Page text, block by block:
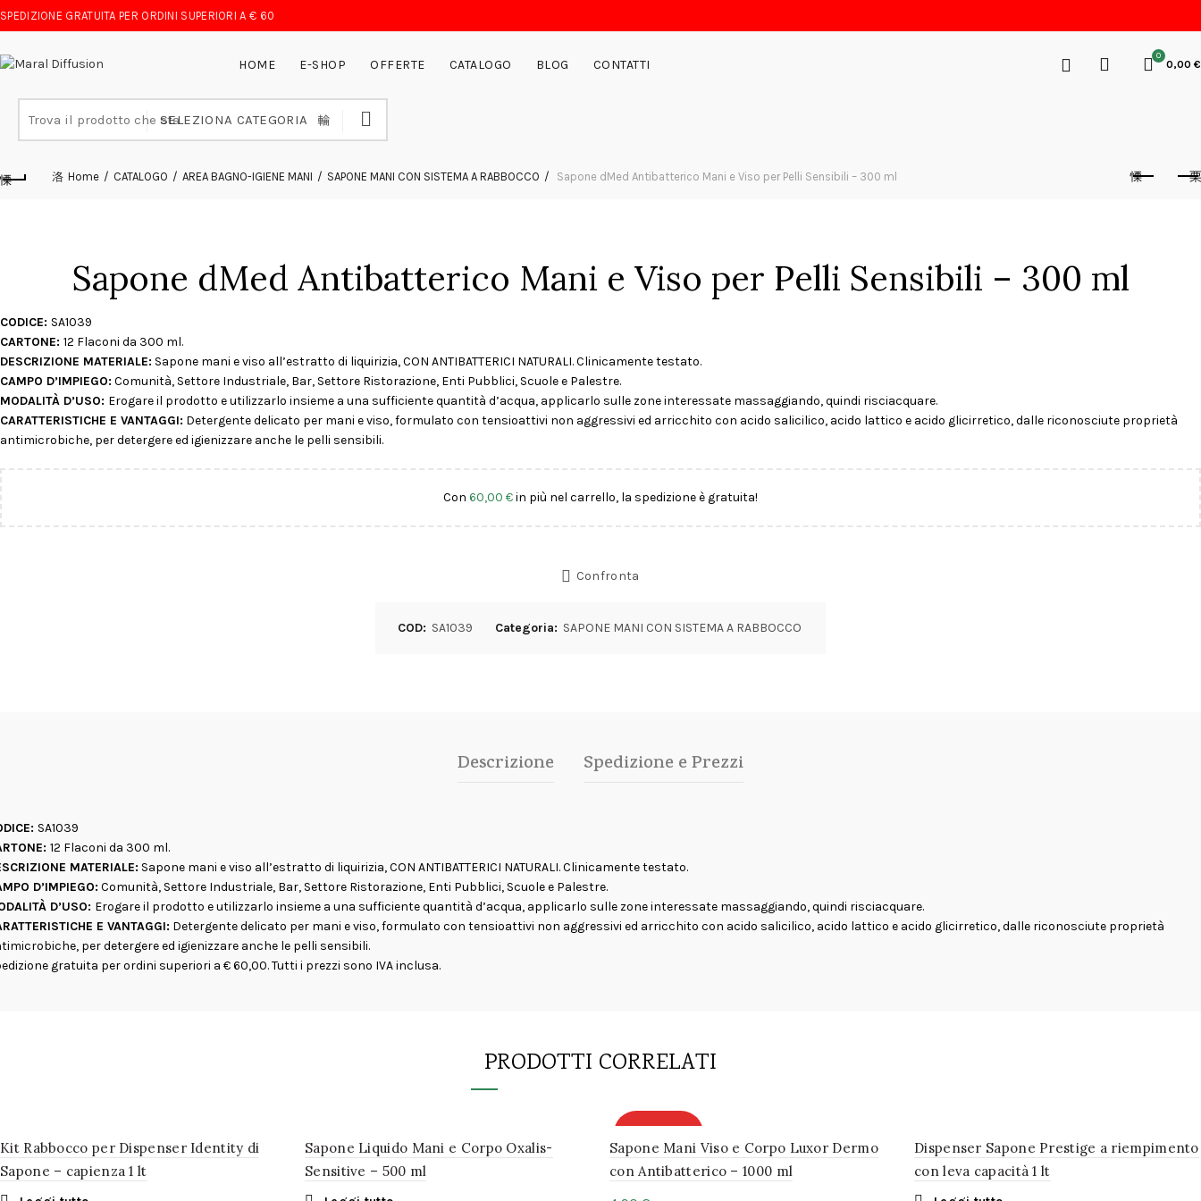
SPEDIZIONE GRATUITA PER ORDINI SUPERIORI A € 60
HOME E-SHOP OFFERTE CATALOGO BLOG CONTATTI
0
0,00 €
SELEZIONA CATEGORIA
Home CATALOGO AREA BAGNO-IGIENE MANI SAPONE MANI CON SISTEMA A RABBOCCO Sapone dMed Antibatterico Mani e Viso per Pelli Sensibili – 300 ml
Sapone dMed Antibatterico Mani e Viso per Pelli Sensibili – 300 ml
CODICE: SA1039
CARTONE: 12 Flaconi da 300 ml.
DESCRIZIONE MATERIALE: Sapone mani e viso all’estratto di liquirizia, CON ANTIBATTERICI NATURALI. Clinicamente testato.
CAMPO D’IMPIEGO: Comunità, Settore Industriale, Bar, Settore Ristorazione, Enti Pubblici, Scuole e Palestre.
MODALITÀ D’USO: Erogare il prodotto e utilizzarlo insieme a una sufficiente quantità d’acqua, applicarlo sulle zone interessate massaggiando, quindi risciacquare.
CARATTERISTICHE E VANTAGGI: Detergente delicato per mani e viso, formulato con tensioattivi non aggressivi ed arricchito con acido salicilico, acido lattico e acido glicirretico, dalle riconosciute proprietà
antimicrobiche, per detergere ed igienizzare anche le pelli sensibili.
Con 60,00 €in più nel carrello, la spedizione è gratuita!
Confronta
COD: SA1039 Categoria: SAPONE MANI CON SISTEMA A RABBOCCO
Descrizione Spedizione e Prezzi
SA1039
12 Flaconi da 300 ml.
MATERIALE: Sapone mani e viso all’estratto di liquirizia, CON ANTIBATTERICI NATURALI. Clinicamente testato.
D’IMPIEGO: Comunità, Settore Industriale, Bar, Settore Ristorazione, Enti Pubblici, Scuole e Palestre.
D’USO: Erogare il prodotto e utilizzarlo insieme a una sufficiente quantità d’acqua, applicarlo sulle zone interessate massaggiando, quindi risciacquare.
E VANTAGGI: Detergente delicato per mani e viso, formulato con tensioattivi non aggressivi ed arricchito con acido salicilico, acido lattico e acido glicirretico, dalle riconosciute proprietà
per detergere ed igienizzare anche le pelli sensibili.
gratuita per ordini superiori a € 60,00. Tutti i prezzi sono IVA inclusa.
PRODOTTI CORRELATI
Kit Rabbocco per Dispenser Identity di
Sapone – capienza 1 lt
Sapone Liquido Mani e Corpo Oxalis-
Sensitive – 500 ml
Sapone Mani Viso e Corpo Luxor Dermo
con Antibatterico – 1000 ml
Dispenser Sapone Prestige a riempimento
con leva capacità 1 lt